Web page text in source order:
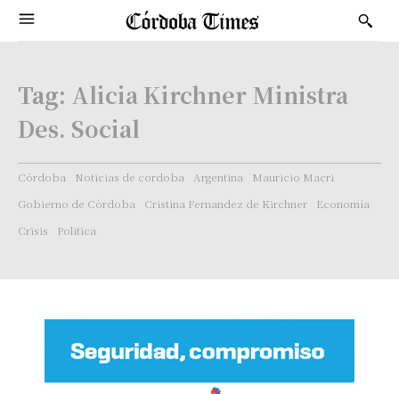
Tag: Alicia Kirchner Ministra
Des. Social
Córdoba Noticias de cordoba Argentina
Mauricio Macri
Gobierno de Córdoba
Cristina Fernandez de Kirchner
Economía
Crisis
Politica